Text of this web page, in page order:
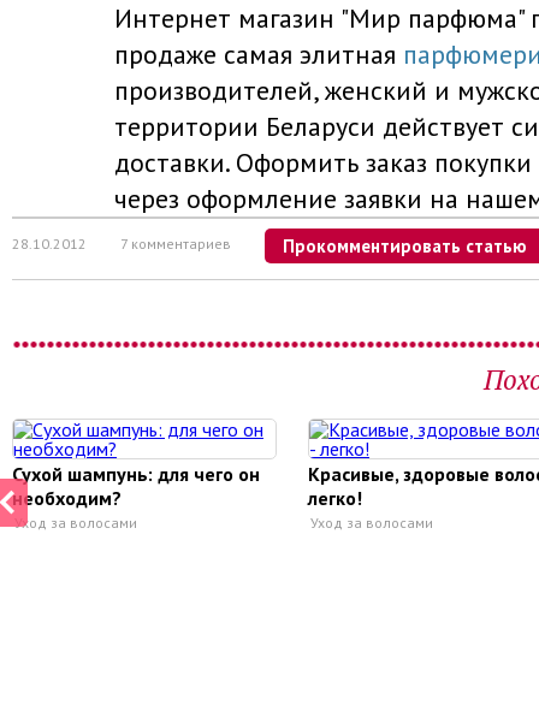
Интернет магазин "Мир парфюма"
продаже самая элитная
производителей, женский и
территории Беларуси действует
доставки. Оформить заказ
через оформление заявки на
28.10.2012 7 комментариев Прокомментировать статью
Сухой шампунь: для чего он
необходим?
Уход за волосами
Красивые, здоровые
легко!
Уход за волосами